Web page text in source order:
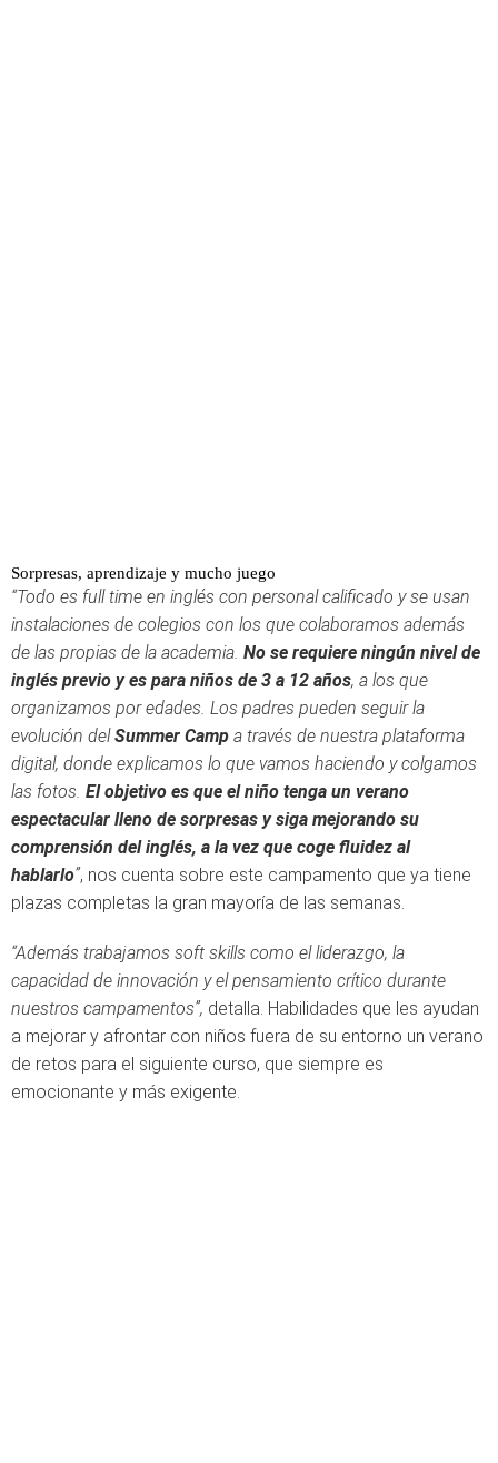
Sorpresas, aprendizaje y mucho juego
“Todo es full time en inglés con personal calificado y se usan
instalaciones de colegios con los que colaboramos además
de las propias de la academia. No se requiere ningún nivel de
inglés previo y es para niños de 3 a 12 años, a los que
organizamos por edades. Los padres pueden seguir la
evolución delSummer Camp a través de nuestra plataforma
digital, donde explicamos lo que vamos haciendo y colgamos
las fotos. El objetivo es que el niño tenga un verano
espectacular lleno de sorpresas y siga mejorando su
comprensión del inglés, a la vez que coge fluidez al
hablarlo”, nos cuenta sobre este campamento que ya tiene
plazas completas la gran mayoría de las semanas.
“Además trabajamos soft skills como el liderazgo, la
capacidad de innovación y el pensamiento crítico durante
nuestros campamentos”, detalla. Habilidades que les ayudan
a mejorar y afrontar con niños fuera de su entorno un verano
de retos para el siguiente curso, que siempre es
emocionante y más exigente.